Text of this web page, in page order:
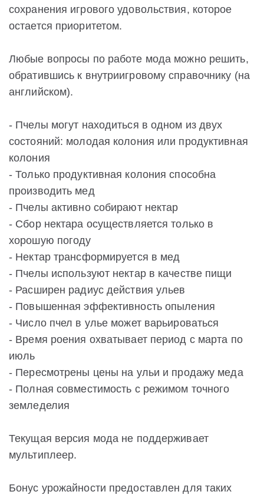
сохранения игрового удовольствия, которое
остается приоритетом.
Любые вопросы по работе мода можно решить,
обратившись к внутриигровому справочнику (на
английском).
- Пчелы могут находиться в одном из двух
состояний: молодая колония или продуктивная
колония
- Только продуктивная колония способна
производить мед
- Пчелы активно собирают нектар
- Сбор нектара осуществляется только в
хорошую погоду
- Нектар трансформируется в мед
- Пчелы используют нектар в качестве пищи
- Расширен радиус действия ульев
- Повышенная эффективность опыления
- Число пчел в улье может варьироваться
- Время роения охватывает период с марта по
июль
- Пересмотрены цены на ульи и продажу меда
- Полная совместимость с режимом точного
земледелия
Текущая версия мода не поддерживает
мультиплеер.
Бонус урожайности предоставлен для таких